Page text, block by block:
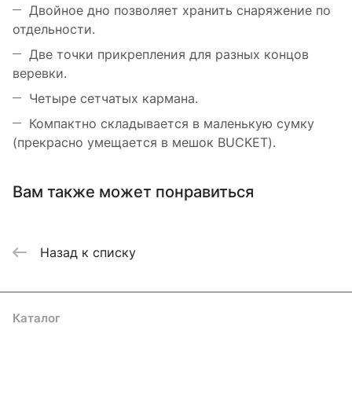
Двойное дно позволяет хранить снаряжение по
отдельности.
Две точки прикрепления для разных концов
веревки.
Четыре сетчатых кармана.
Компактно складывается в маленькую сумку
(прекрасно умещается в мешок BUCKET).
Вам также может понравиться
Назад к списку
Каталог